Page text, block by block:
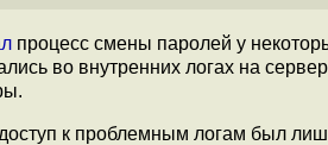
процесс смены паролей у
во внутренних логах на
к проблемным логам был